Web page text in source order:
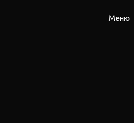
Меню